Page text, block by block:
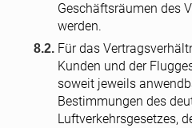
Geschäftsräumen des
werden.
Für das
Kunden und der
soweit jeweils
Bestimmungen des
Luftverkehrsgesetzes,